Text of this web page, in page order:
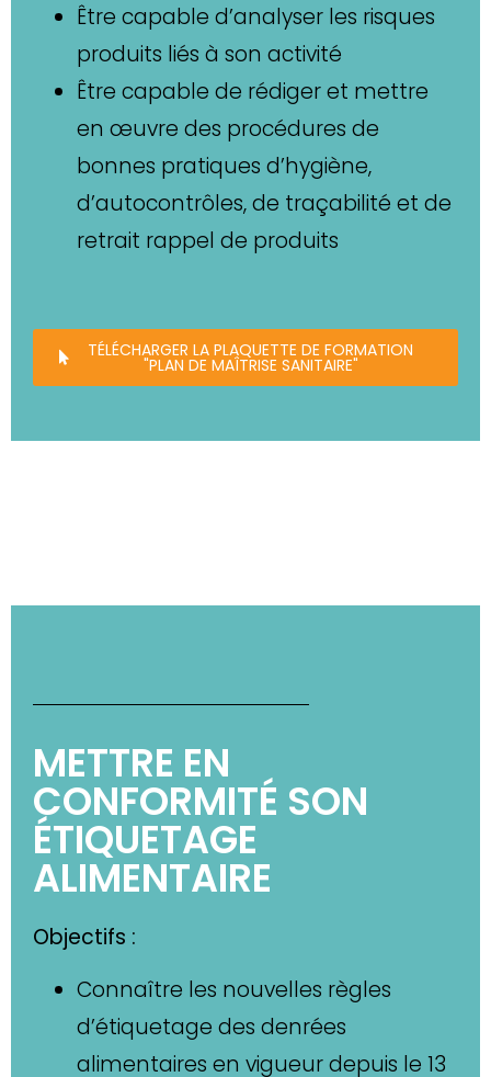
Être capable d’analyser les risques
produits liés à son activité
Être capable de rédiger et mettre
en œuvre des procédures de
bonnes pratiques d’hygiène,
d’autocontrôles, de traçabilité et de
retrait rappel de produits
TÉLÉCHARGER LA PLAQUETTE DE FORMATION
"PLAN DE MAÎTRISE SANITAIRE"
METTRE EN
CONFORMITÉ SON
ÉTIQUETAGE
ALIMENTAIRE
Objectifs :
Connaître les nouvelles règles
d’étiquetage des denrées
alimentaires en vigueur depuis le 13